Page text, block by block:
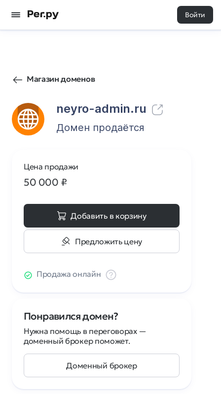
Войти
Магазин доменов
neyro-admin.ru
43 0
Домен продаётся
Цена продажи
50 000 ₽
Добавить в корзину
Предложить цену
Продажа онлайн
Понравился домен?
Нужна помощь в переговорах —
доменный брокер поможет.
Доменный брокер